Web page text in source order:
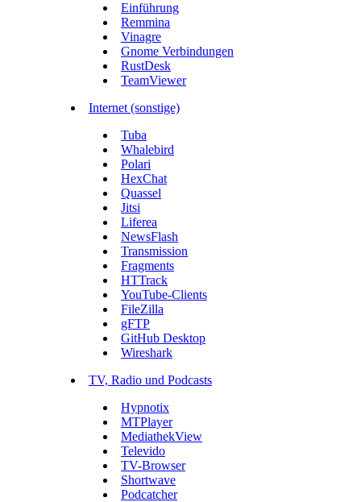
Einführung
Remmina
Vinagre
Gnome Verbindungen
RustDesk
TeamViewer
Internet (sonstige)
Tuba
Whalebird
Polari
HexChat
Quassel
Jitsi
Liferea
NewsFlash
Transmission
Fragments
HTTrack
YouTube-Clients
FileZilla
gFTP
GitHub Desktop
Wireshark
TV, Radio und Podcasts
Hypnotix
MTPlayer
MediathekView
Televido
TV-Browser
Shortwave
Podcatcher